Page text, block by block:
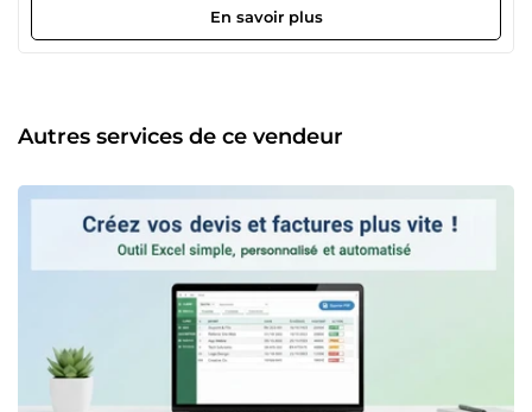
Orange, ADP, Ministères Méthode Grand Cabinet. Tarifs
accessibles.
En savoir plus
Autres services de ce vendeur